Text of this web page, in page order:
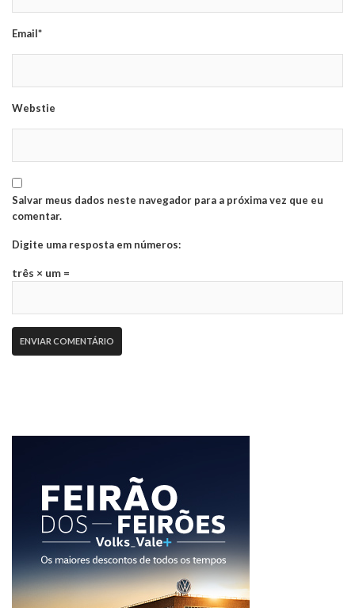
Email*
Webstie
Salvar meus dados neste navegador para a próxima vez que eu
comentar.
Digite uma resposta em números:
três × um =